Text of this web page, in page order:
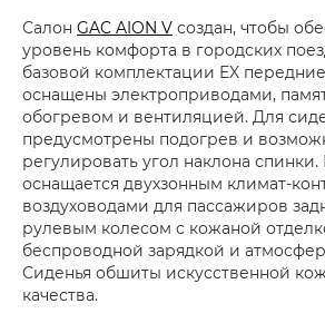
Салон GAC AION V создан, чтобы
уровень комфорта в городских
базовой комплектации EX
оснащены электроприводами,
обогревом и вентиляцией. Для
предусмотрены подогрев и
регулировать угол наклона
оснащается двухзонным климат-
воздуховодами для пассажиров
рулевым колесом с кожаной
беспроводной зарядкой и
Сиденья обшиты искусственной
качества.